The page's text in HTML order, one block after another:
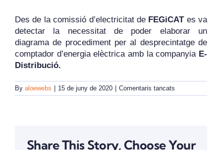
COL·LABORADORS
CONTACTE
INICIA SESSIÓ
Des de la comissió d’electricitat de FEGiCATes va
detectar la necessitat de poder elaborar un
diagrama de procediment per al desprecintatge de
comptador d’energia elèctrica amb la companyiaE-
Distribució.
By aloewebs 15 de juny de 2020 Comentaris tancats
Procediment
comptadors
Share This Story, Choose Your